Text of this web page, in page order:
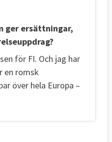
ger ersättningar,
för FI. Och jag har
en romsk
över hela Europa –